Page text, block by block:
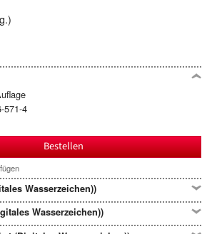
571-4
Bestellen
Wasserzeichen))
Wasserzeichen))